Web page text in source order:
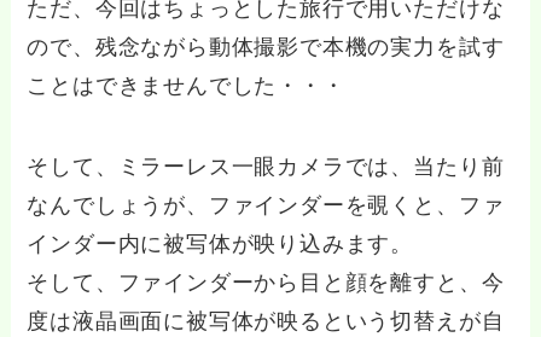
ただ、今回はちょっとした旅行で用いただけな
ので、残念ながら動体撮影で本機の実力を試す
ことはできませんでした・・・
そして、ミラーレス一眼カメラでは、当たり前
なんでしょうが、ファインダーを覗くと、ファ
インダー内に被写体が映り込みます。
そして、ファインダーから目と顔を離すと、今
度は液晶画面に被写体が映るという切替えが自